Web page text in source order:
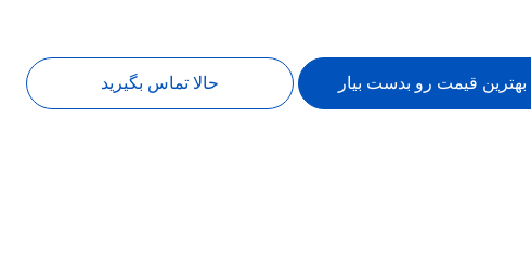
بهترین قیمت رو بدست بیار حالا تماس بگیرید